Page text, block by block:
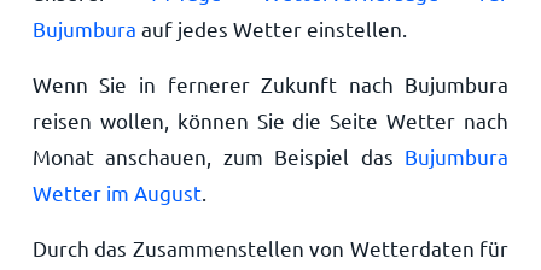
Bujumbura auf jedes Wetter einstellen.
Wenn Sie in fernerer Zukunft nach Bujumbura
reisen wollen, können Sie die Seite Wetter nach
Monat anschauen, zum Beispiel das Bujumbura
Wetter im August.
Durch das Zusammenstellen von Wetterdaten für